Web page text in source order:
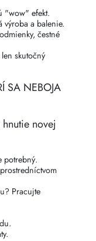
"wow" efekt.
výroba a balenie.
čestné
skutočný
SA NEBOJA
novej
potrebný.
Pracujte